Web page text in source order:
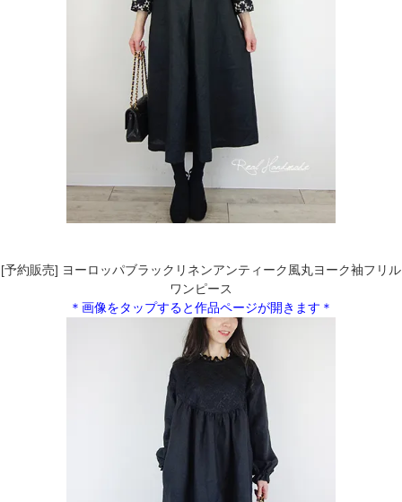
[予約販売] ヨーロッパブラックリネンアンティーク風丸ヨーク袖フリル
ワンピース
＊画像をタップすると作品ページが開きます＊